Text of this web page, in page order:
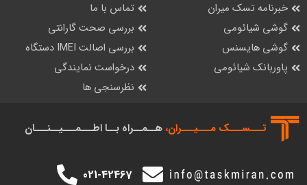
خبرنامه تسک میران
گوشی شیائومی
گوشی هایسنس
پاوربانک شیائومی
تماس با ما
بررسی صحت گارانتی
بررسی اصالت IMEI دستگاه
درخواست نمایندگی
نظرسنجی ها
تـــســـک‌ مـــیـــران، هــمــراه بــا اطـــمـــیــنـــان
021-42467